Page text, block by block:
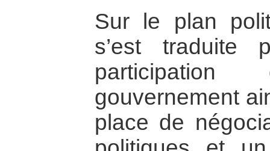
Sur le plan
s’est traduite
gouvernement
place de